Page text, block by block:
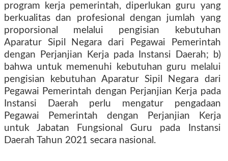
program kerja pemerintah, diperlukan guru yang
berkualitas dan profesional dengan jumlah yang
proporsional melalui pengisian kebutuhan
Aparatur Sipil Negara dari Pegawai Pemerintah
dengan Perjanjian Kerja pada Instansi Daerah; b)
bahwa untuk memenuhi kebutuhan guru melalui
pengisian kebutuhan Aparatur Sipil Negara dari
Pegawai Pemerintah dengan Perjanjian Kerja pada
Instansi Daerah perlu mengatur pengadaan
Pegawai Pemerintah dengan Perjanjian Kerja
untuk Jabatan Fungsional Guru pada Instansi
Daerah Tahun 2021 secara nasional.